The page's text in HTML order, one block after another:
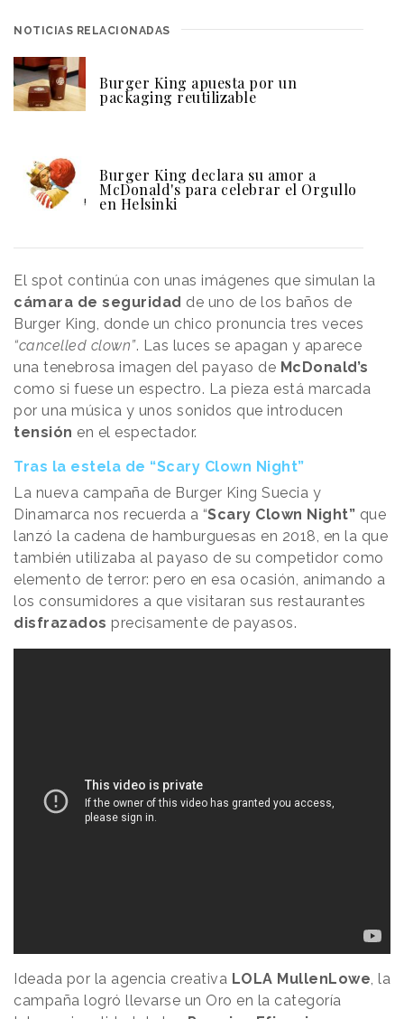
NOTICIAS RELACIONADAS
Burger King apuesta por un
packaging reutilizable
Burger King declara su amor a
McDonald's para celebrar el Orgullo
en Helsinki
El spot continúa con unas imágenes que simulan la
cámara de seguridad de uno de los baños de
Burger King, donde un chico pronuncia tres veces
“cancelled clown”. Las luces se apagan y aparece
una tenebrosa imagen del payaso de McDonald’s
como si fuese un espectro. La pieza está marcada
por una música y unos sonidos que introducen
tensión en el espectador.
Tras la estela de “Scary Clown Night”
La nueva campaña de Burger King Suecia y
Dinamarca nos recuerda a “Scary Clown Night” que
lanzó la cadena de hamburguesas en 2018, en la que
también utilizaba al payaso de su competidor como
elemento de terror: pero en esa ocasión, animando a
los consumidores a que visitaran sus restaurantes
disfrazados precisamente de payasos.
Ideada por la agencia creativa LOLA MullenLowe, la
campaña logró llevarse un Oro en la categoría